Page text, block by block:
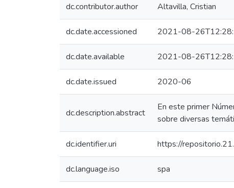
dc.contributor.author Altavilla, Cristian
dc.date.accessioned 2021-08-
dc.date.available 2021-08-
dc.date.issued 2020-06
dc.description.abstract
En este primer
sobre diversas
dc.identifier.uri https://
dc.language.iso spa